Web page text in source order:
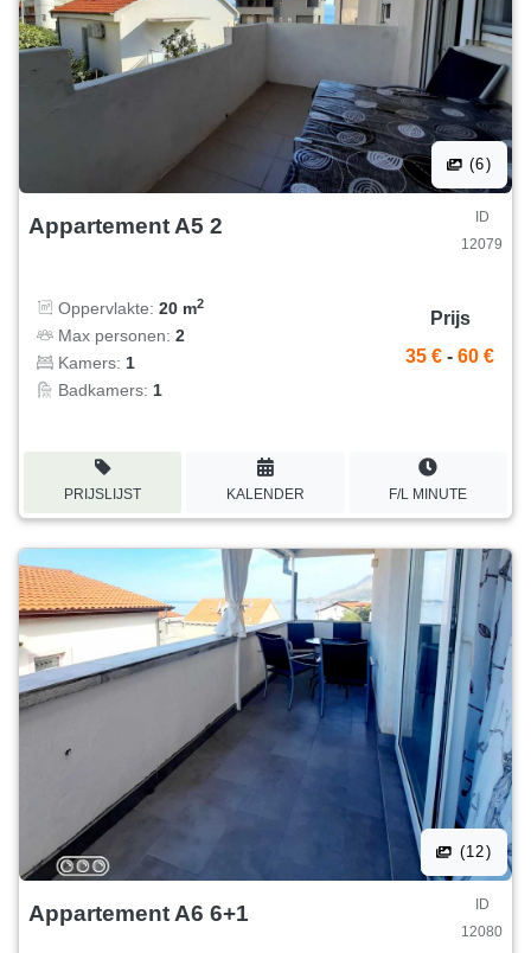
(6)
Appartement A5 2
ID
12079
Oppervlakte: 20 m2
Max personen: 2
Kamers: 1
Badkamers: 1
Prijs
35 € - 60 €
PRIJSLIJST KALENDER F/L MINUTE
(12)
Appartement A6 6+1
ID
12080